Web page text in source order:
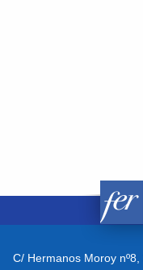
C/ Hermanos Moroy nº8,